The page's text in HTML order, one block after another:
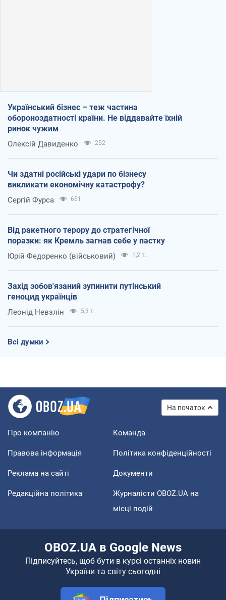
Український бізнес – теж частина
обороноздатності країни. Не віддавайте їхній
ринок чужим
Олексій Давиденко 252
Чи здатні російські удари по бізнесу
викликати економічну катастрофу?
Сергій Фурса 651
Від ракетного терору до стратегічної
поразки: як Кремль загнав себе у пастку
Юрій Федоренко (військовий) 1,2 т.
Захід зобов'язаний зупинити путінський
геноцид українців
Леонід Невзлін 5,3 т.
Всі думки
На початок
Про компанію Команда
Правова інформація Політика конфіденційності
Реклама на сайті Документи
Редакційна політика
Журналісти OBOZ.UA на
місці подій
OBOZ.UA в Google News
Підписуйтесь, щоб бути в курсі останніх новин
України та світу сьогодні